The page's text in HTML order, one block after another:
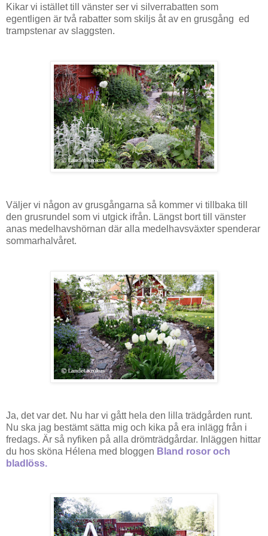
Kikar vi istället till vänster ser vi silverrabatten som
egentligen är två rabatter som skiljs åt av en grusgång ed
trampstenar av slaggsten.
Väljer vi någon av grusgångarna så kommer vi tillbaka till
den grusrundel som vi utgick ifrån. Längst bort till vänster
anas medelhavshörnan där alla medelhavsväxter spenderar
sommarhalvåret.
Ja, det var det. Nu har vi gått hela den lilla trädgården runt.
Nu ska jag bestämt sätta mig och kika på era inlägg från i
fredags. Är så nyfiken på alla drömträdgårdar. Inläggen hittar
du hos sköna Hélena med bloggen Bland rosor och
bladlöss.